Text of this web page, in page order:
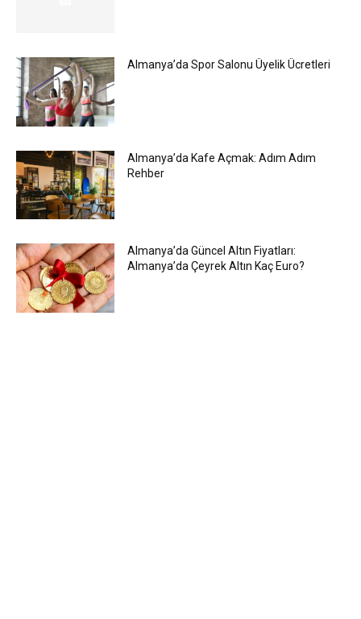
Almanya’da Spor Salonu Üyelik Ücretleri
Almanya’da Kafe Açmak: Adım Adım
Rehber
Almanya’da Güncel Altın Fiyatları:
Almanya’da Çeyrek Altın Kaç Euro?